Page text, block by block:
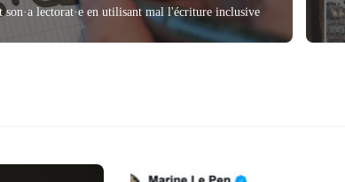
son·a lectorat·e en utilisant mal l'écriture inclusive